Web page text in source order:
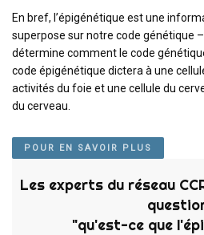
En bref, l’épigénétique est une
superpose sur notre code génétique
détermine comment le code
code épigénétique dictera à une
activités du foie et une cellule du
du cerveau.
POUR EN SAVOIR PLUS
Les experts du réseau
"qu'est-ce que